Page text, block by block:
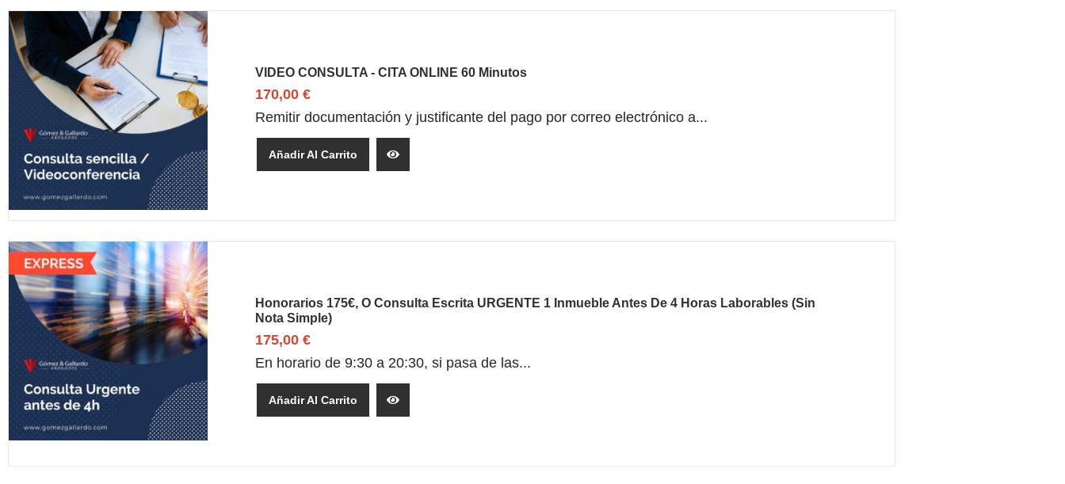
VIDEO CONSULTA - CITA ONLINE 60 Minutos
170,00€
Remitir documentación y justificante del pago por correo electrónico a...
Añadir Al Carrito
Honorarios 175€, O Consulta Escrita URGENTE 1 Inmueble Antes De 4 Horas Laborables (sin
Nota Simple)
175,00€
En horario de 9:30 a 20:30, si pasa de las...
Añadir Al Carrito